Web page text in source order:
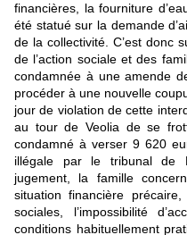
financières, la fourniture
été statué sur la demande
de la collectivité. C’est donc
de l’action sociale et des
condamnée à une amende
procéder à une nouvelle
jour de violation de cette
au tour de Veolia de se
condamné à verser 9 620
illégale par le tribunal de
jugement, la famille
situation financière
sociales, l’impossibilité
conditions habituellement